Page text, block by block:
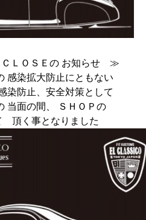
ＯＳＥの お知らせ ≫
感染拡大防止にともない
染防止、安全対策として
当面の間、 ＳＨＯＰの
頂く事となりました